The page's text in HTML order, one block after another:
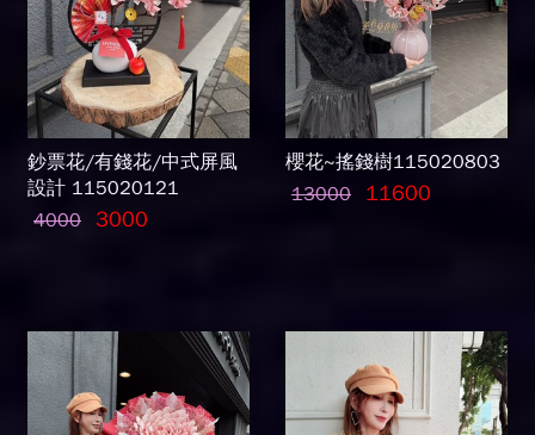
鈔票花/有錢花/中式屏風
設計 115020121
4000 3000
櫻花~搖錢樹115020803
13000
11600